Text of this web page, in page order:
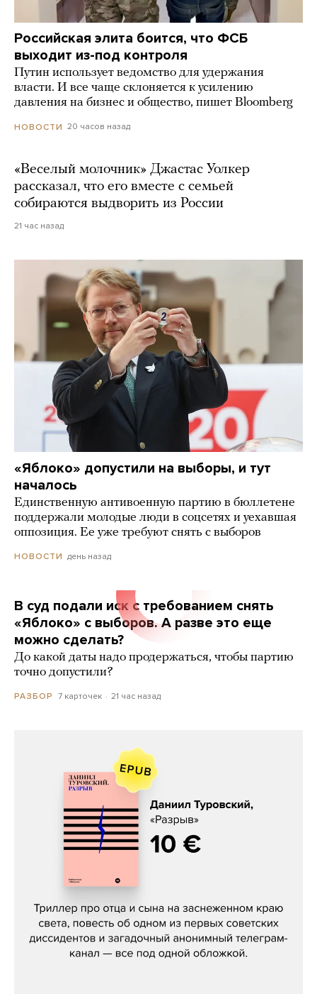
Российская элита боится, что ФСБ
выходит из-под контроля
Путин использует ведомство для удержания
власти. И все чаще склоняется к усилению
давления на бизнес и общество, пишет Bloomberg
НОВОСТИ 20 часов назад
«Веселый молочник» Джастас Уолкер
рассказал, что его вместе с семьей
собираются выдворить из России
21 час назад
«Яблоко» допустили на выборы, и тут
началось
Единственную антивоенную партию в бюллетене
поддержали молодые люди в соцсетях и уехавшая
оппозиция. Ее уже требуют снять с выборов
НОВОСТИ день назад
В суд подали иск с требованием снять
«Яблоко» с выборов. А разве это еще
можно сделать?
До какой даты надо продержаться, чтобы партию
точно допустили?
РАЗБОР 7 карточек 21 час назад
Даниил Туровский, «Разрыв»